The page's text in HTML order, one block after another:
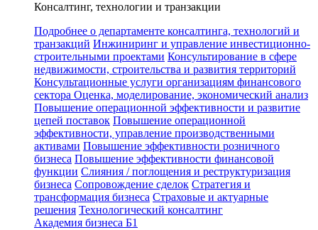
Консалтинг, технологии и транзакции
Подробнее о департаменте консалтинга, технологий и
транзакций Инжиниринг и управление инвестиционно-
строительными проектами Консультирование в сфере
недвижимости, строительства и развития территорий
Консультационные услуги организациям финансового
сектора Оценка, моделирование, экономический анализ
Повышение операционной эффективности и развитие
цепей поставок Повышение операционной
эффективности, управление производственными
активами Повышение эффективности розничного
бизнеса Повышение эффективности финансовой
функции Слияния / поглощения и реструктуризация
бизнеса Сопровождение сделок Стратегия и
трансформация бизнеса Страховые и актуарные
решения Технологический консалтинг
Академия бизнеса Б1